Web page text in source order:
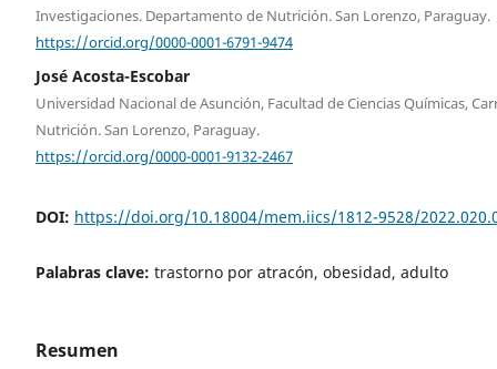
Investigaciones. Departamento de Nutrición. San Lorenzo, Paraguay.
https://orcid.org/0000-0001-6791-9474
José Acosta-Escobar
Universidad Nacional de Asunción, Facultad de Ciencias Químicas,
Nutrición. San Lorenzo, Paraguay.
https://orcid.org/0000-0001-9132-2467
DOI: https://doi.org/10.18004/mem.iics/1812-9528/
Palabras clave: trastorno por atracón, obesidad, adulto
Resumen